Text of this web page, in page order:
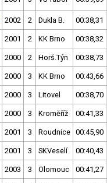
2002 2 Dukla B. 00:38,31
2001 2 KK Brno 00:38,32
2000 2 Horš.Týn 00:38,73
2000 3 KK Brno 00:43,66
2000 3 Litovel 00:38,70
2000 3 Kroměříž 00:41,33
2001 3 Roudnice 00:45,90
2001 3 SKVeselí 00:40,43
2003 3 Olomouc 00:41,27